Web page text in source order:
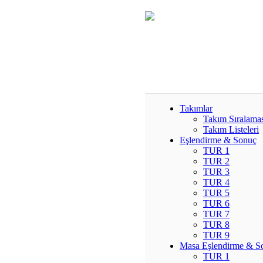
Takımlar
Takım
Takım Listeleri
Eşlendirme & Sonuç
TUR 1
TUR 2
TUR 3
TUR 4
TUR 5
TUR 6
TUR 7
TUR 8
TUR 9
Masa Eşlendirme &
TUR 1